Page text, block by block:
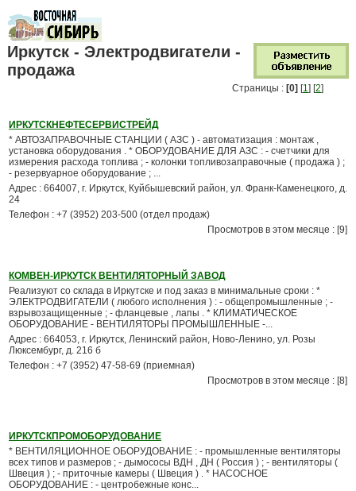
Иркутск - Электродвигатели -
продажа
Страницы : [0] [1] [2]
ИРКУТСКНЕФТЕСЕРВИСТРЕЙД
* АВТОЗАПРАВОЧНЫЕ СТАНЦИИ ( АЗС ) - автоматизация : монтаж ,
установка оборудования . * ОБОРУДОВАНИЕ ДЛЯ АЗС : - счетчики для
измерения расхода топлива ; - колонки топливозаправочные ( продажа ) ;
- резервуарное оборудование ; ...
Адрес : 664007, г. Иркутск, Куйбышевский район, ул. Франк-Каменецкого, д.
24
Телефон : +7 (3952) 203-500 (отдел продаж)
Просмотров в этом месяце : [9]
КОМВЕН-ИРКУТСК ВЕНТИЛЯТОРНЫЙ ЗАВОД
Реализуют со склада в Иркутске и под заказ в минимальные сроки : *
ЭЛЕКТРОДВИГАТЕЛИ ( любого исполнения ) : - общепромышленные ; -
взрывозащищенные ; - фланцевые , лапы . * КЛИМАТИЧЕСКОЕ
ОБОРУДОВАНИЕ - ВЕНТИЛЯТОРЫ ПРОМЫШЛЕННЫЕ -...
Адрес : 664053, г. Иркутск, Ленинский район, Ново-Ленино, ул. Розы
Люксембург, д. 216 б
Телефон : +7 (3952) 47-58-69 (приемная)
Просмотров в этом месяце : [8]
ИРКУТСКПРОМОБОРУДОВАНИЕ
* ВЕНТИЛЯЦИОННОЕ ОБОРУДОВАНИЕ : - промышленные вентиляторы
всех типов и размеров ; - дымососы ВДН , ДН ( Россия ) ; - вентиляторы (
Швеция ) ; - приточные камеры ( Швеция ) . * НАСОСНОЕ
ОБОРУДОВАНИЕ : - центробежные конс...